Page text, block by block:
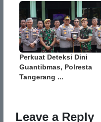
Perkuat Deteksi Dini
Guantibmas, Polresta
Tangerang ...
Leave a Reply